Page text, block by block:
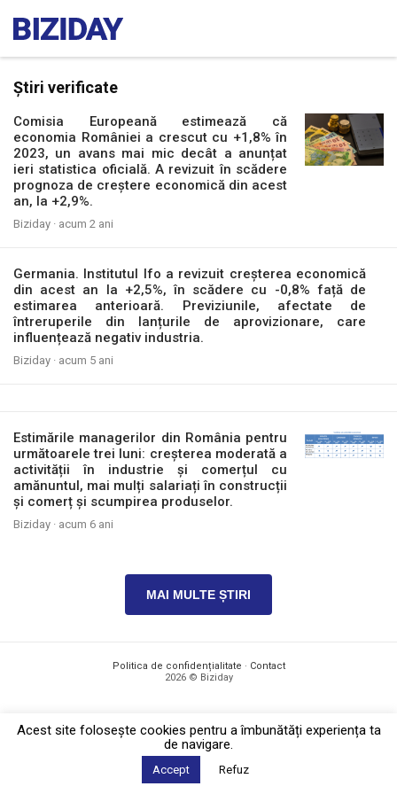
Știri verificate
Comisia Europeană estimează că
economia României a crescut cu +1,8% în
2023, un avans mai mic decât a anunțat
ieri statistica oficială. A revizuit în scădere
prognoza de creștere economică din acest
an, la +2,9%.
Biziday · acum 2 ani
Germania. Institutul Ifo a revizuit creșterea economică
din acest an la +2,5%, în scădere cu -0,8% față de
estimarea anterioară. Previziunile, afectate de
întreruperile din lanțurile de aprovizionare, care
influențează negativ industria.
Biziday · acum 5 ani
Estimările managerilor din România pentru
următoarele trei luni: creșterea moderată a
activității în industrie și comerțul cu
amănuntul, mai mulți salariați în construcții
și comerț și scumpirea produselor.
Biziday · acum 6 ani
MAI MULTE ȘTIRI
Politica de confidențialitate · Contact
2026 © Biziday
Acest site foloseşte cookies pentru a îmbunătăți experiența ta
de navigare.
Accept Refuz